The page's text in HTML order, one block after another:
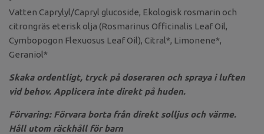
Vatten Caprylyl/Capryl glucoside, Ekologisk rosmarin och
citrongräs eterisk olja (Rosmarinus Officinalis Leaf Oil,
Cymbopogon Flexuosus Leaf Oil), Citral*, Limonene*,
Geraniol*
Skaka ordentligt, tryck på doseraren och spraya i luften
vid behov. Applicera inte direkt på huden.
Förvaring: Förvara borta från direkt solljus och värme.
Håll utom räckhåll för barn